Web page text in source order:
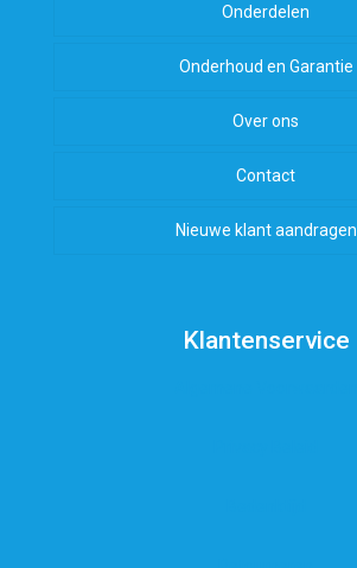
Onderdelen
Onderhoud en Garantie
Over ons
Contact
Nieuwe klant aandragen
Klantenservice